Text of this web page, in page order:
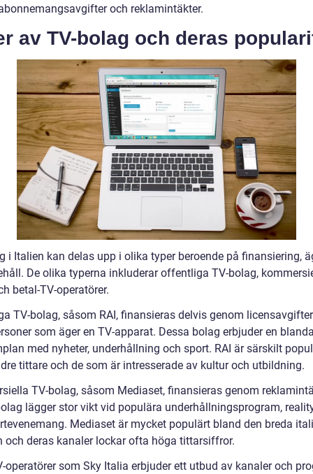
och reklamintäkter.
av TV-bolag och deras
i Italien kan delas upp i olika typer beroende på finansiering,
De olika typerna inkluderar offentliga TV-bolag,
betal-TV-operatörer.
TV-bolag, såsom RAI, finansieras delvis genom
som äger en TV-apparat. Dessa bolag erbjuder en
med nyheter, underhållning och sport. RAI är särskilt
tittare och de som är intresserade av kultur och utbildning.
TV-bolag, såsom Mediaset, finansieras genom
lägger stor vikt vid populära underhållningsprogram,
Mediaset är mycket populärt bland den breda
och deras kanaler lockar ofta höga tittarsiffror.
operatörer som Sky Italia erbjuder ett utbud av kanaler och